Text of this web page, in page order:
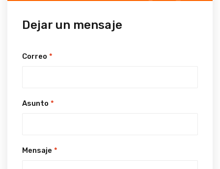
Dejar un mensaje
Correo *
Asunto *
Mensaje *